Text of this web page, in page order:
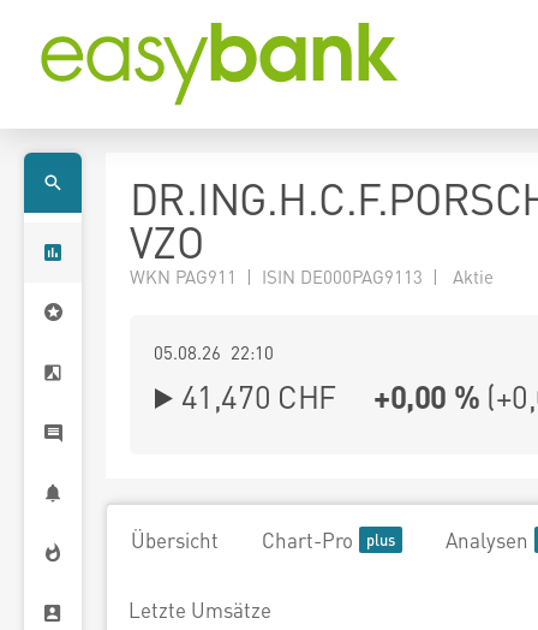
VZO
WKN PAG911 | ISIN DE000PAG9113 | Aktie
05.08.26 22:10
41,470 CHF +0,00 % (
Übersicht Chart-Pro Analysen
Letzte Umsätze